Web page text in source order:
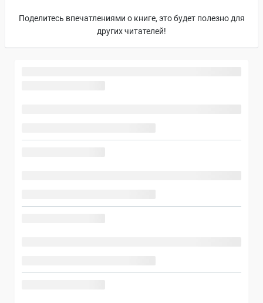
Поделитесь впечатлениями о книге, это будет полезно для
других читателей!